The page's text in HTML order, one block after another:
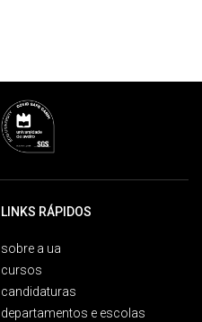
LINKS RÁPIDOS
sobre a ua
cursos
candidaturas
departamentos e escolas